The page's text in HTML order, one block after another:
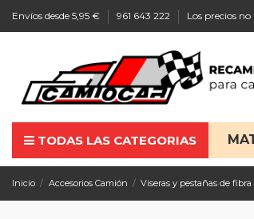
Envíos desde 5,95 € 961 643 222 Los precios
TODAS LAS CATEGORIAS
Inicio Accesorios Camión Viseras y pestañas de fibra